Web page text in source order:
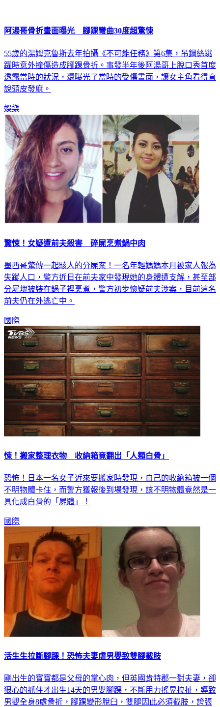
阿湯哥骨折畫面曝光 腳踝彎曲30度超驚悚
55歲的湯姆克魯斯去年拍攝《不可能任務》第6集，吊鋼絲跳
躍時意外撞傷造成腳踝骨折。事發半年後阿湯哥上脫口秀首度
透露當時的狀況，還曝光了當時的受傷畫面，讓女主角看得直
說頭皮發麻。
娛樂
驚悚！女疑遭前夫殺害 碎屍烹煮鍋中肉
墨西哥驚傳一起駭人的分屍案！一名年輕媽媽本月被家人報為
失蹤人口，警方近日在前夫家中發現她的身體遭支解，甚至部
分屍塊被裝在鍋子裡烹煮，警方初步懷疑前夫涉案，目前這名
前夫仍在外逃亡中。
國際
悚！搬家整理衣物 收納箱竟翻出「人類白骨」
恐怖！日本一名女子近來要搬家時發現，自己的收納箱被一個
不明物體卡住，而警方獲報後到場發現，該不明物體竟然是一
具化成白骨的「屍體」！
國際
活生生拉斷腳踝！恐怖夫妻虐男嬰致雙腳截肢
剛出生的寶寶都是父母的掌心肉，但英國肯特郡一對夫妻，卻
狠心的抓住才出生14天的男嬰腳踝，不斷用力搖晃拉扯，導致
男嬰全身8處骨折，腳踝變形脫臼，雙腿因此必須截肢，誇張